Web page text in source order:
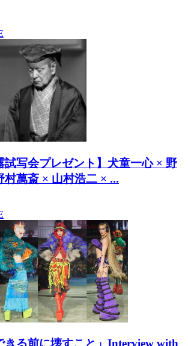
試写会プレゼント】犬童一心 × 野
村萬斎 × 山村浩二 × ...